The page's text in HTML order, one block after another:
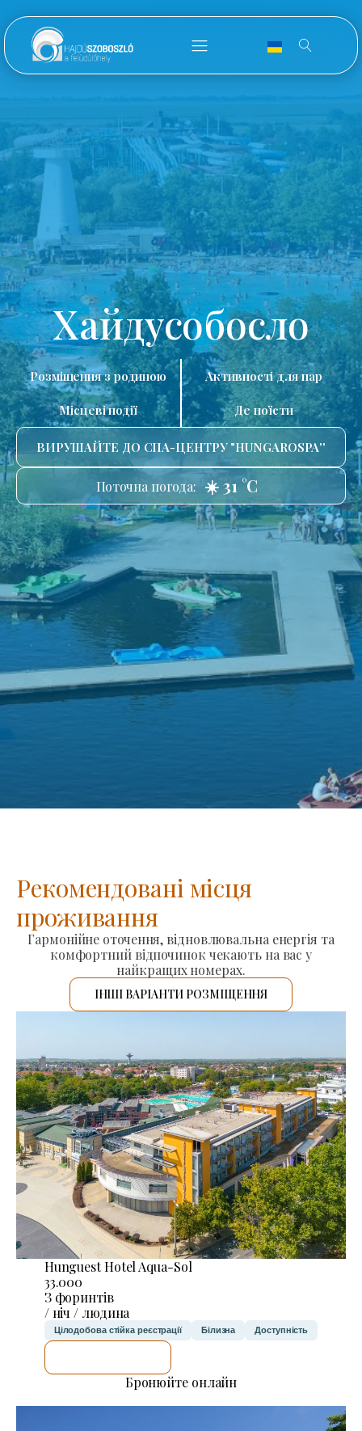
Хайдусобосло
Розміщення з родиною Активності для пар
Місцеві події Де поїсти
ВИРУШАЙТЕ ДО СПА-ЦЕНТРУ "HUNGAROSPA''
Поточна погода: ☀️ 31 °C
Рекомендовані місця
проживання
Гармонійне оточення, відновлювальна енергія та
комфортний відпочинок чекають на вас у
найкращих номерах.
ІНШІ ВАРІАНТИ РОЗМІЩЕННЯ
Hunguest Hotel Aqua-Sol
33.000
З форинтів
/ ніч / людина
Цілодобова стійка реєстрації Білизна Доступність
Бронюйте онлайн